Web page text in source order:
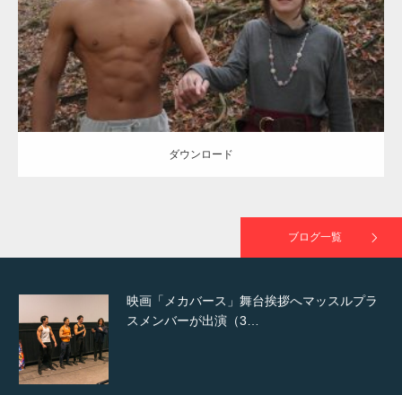
ダウンロード
ダウンロード
ブログ一覧
NHK「所さん！事件ですよ」に取材されまし
た（6/8放送）
映画「メカバース」舞台挨拶へマッスルプラ
スメンバーが出演（3…